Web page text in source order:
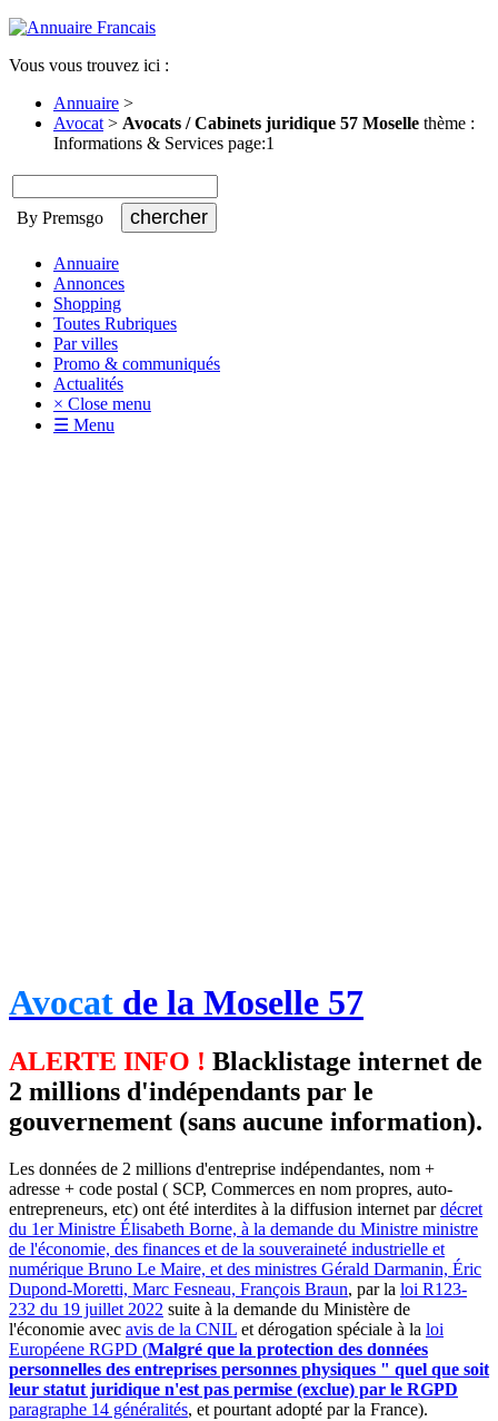
Vous vous trouvez ici :
Annuaire >
Avocat > Avocats / Cabinets juridique 57 Moselle thème :
Informations & Services page:1
By Premsgo
Annuaire
Annonces
Shopping
Toutes Rubriques
Par villes
Promo & communiqués
Actualités
× Close menu
☰ Menu
Avocat de la Moselle 57
ALERTE INFO ! Blacklistage internet de
2 millions d'indépendants par le
gouvernement (sans aucune information).
Les données de 2 millions d'entreprise indépendantes, nom +
adresse + code postal ( SCP, Commerces en nom propres, auto-
entrepreneurs, etc) ont été interdites à la diffusion internet pardécret
du 1er Ministre Élisabeth Borne, à la demande du Ministre ministre
de l'économie, des finances et de la souveraineté industrielle et
numérique Bruno Le Maire, et des ministres Gérald Darmanin, Éric
Dupond-Moretti, Marc Fesneau, François Braun, par la loi R123-
232 du 19 juillet 2022 suite à la demande du Ministère de
l'économie avec avis de la CNIL et dérogation spéciale à la loi
Européene RGPD (Malgré que la protection des données
personnelles des entreprises personnes physiques " quel que soit
leur statut juridique n'est pas permise (exclue) par le RGPD
paragraphe 14 généralités, et pourtant adopté par la France).